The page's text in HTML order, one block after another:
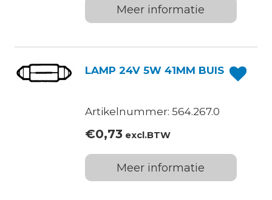
Meer informatie
LAMP 24V 5W 41MM BUIS
Artikelnummer: 564.267.0
€0,73excl.BTW
Meer informatie